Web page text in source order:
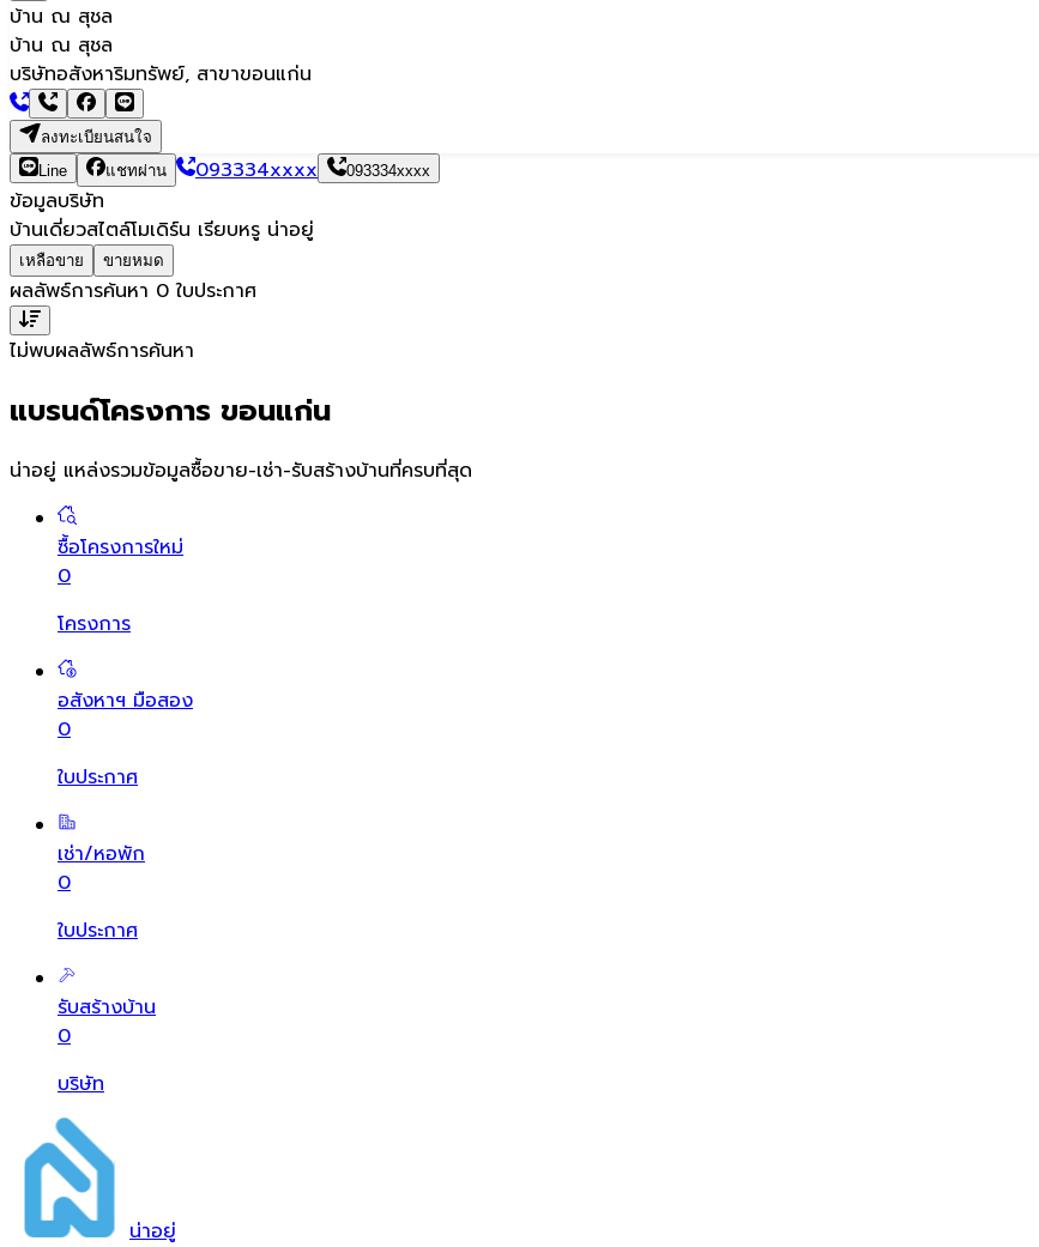
บ้าน ณ สุชล
บ้าน ณ สุชล
บริษัทอสังหาริมทรัพย์, สาขาขอนแก่น
ลงทะเบียนสนใจ
Line
แชทผ่าน 093334xxxx 093334xxxx
ข้อมูลบริษัท
บ้านเดี่ยวสไตล์โมเดิร์น เรียบหรู น่าอยู่
เหลือขาย ขายหมด
ผลลัพธ์การค้นหา 0 ใบประกาศ
ไม่พบผลลัพธ์การค้นหา
แบรนด์โครงการ ขอนแก่น
น่าอยู่ แหล่งรวมข้อมูลซื้อขาย-เช่า-รับสร้างบ้านที่ครบที่สุด
ซื้อโครงการใหม่
0
โครงการ
อสังหาฯ มือสอง
0
ใบประกาศ
เช่า/หอพัก
0
ใบประกาศ
รับสร้างบ้าน
0
บริษัท
น่าอยู่